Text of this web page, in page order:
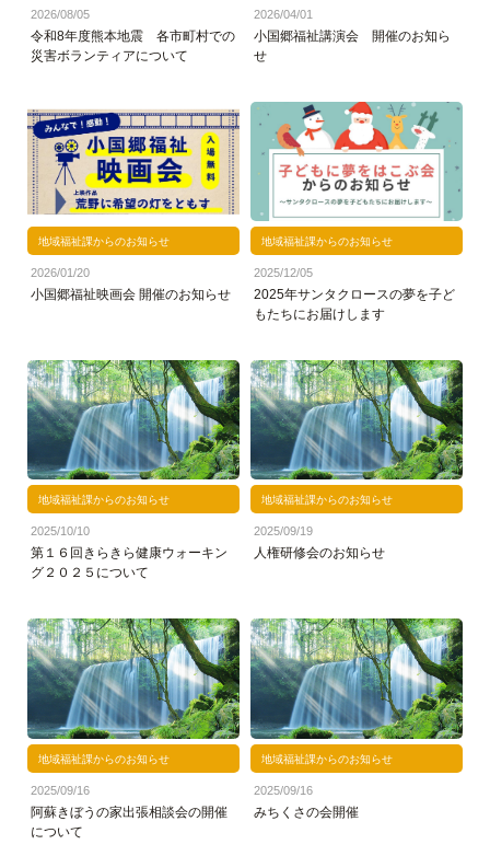
2026/08/05
令和8年度熊本地震 各市町村での
災害ボランティアについて
2026/04/01
小国郷福祉講演会 開催のお知ら
せ
地域福祉課からのお知らせ
2026/01/20
小国郷福祉映画会 開催のお知らせ
地域福祉課からのお知らせ
2025/12/05
2025年サンタクロースの夢を子ど
もたちにお届けします
地域福祉課からのお知らせ
2025/10/10
第１６回きらきら健康ウォーキン
グ２０２５について
地域福祉課からのお知らせ
2025/09/19
人権研修会のお知らせ
地域福祉課からのお知らせ
2025/09/16
阿蘇きぼうの家出張相談会の開催
について
地域福祉課からのお知らせ
2025/09/16
みちくさの会開催